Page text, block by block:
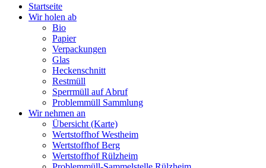
Startseite
Wir holen ab
Bio
Papier
Verpackungen
Glas
Heckenschnitt
Restmüll
Sperrmüll auf Abruf
Problemmüll Sammlung
Wir nehmen an
Übersicht (Karte)
Wertstoffhof Westheim
Wertstoffhof Berg
Wertstoffhof Rülzheim